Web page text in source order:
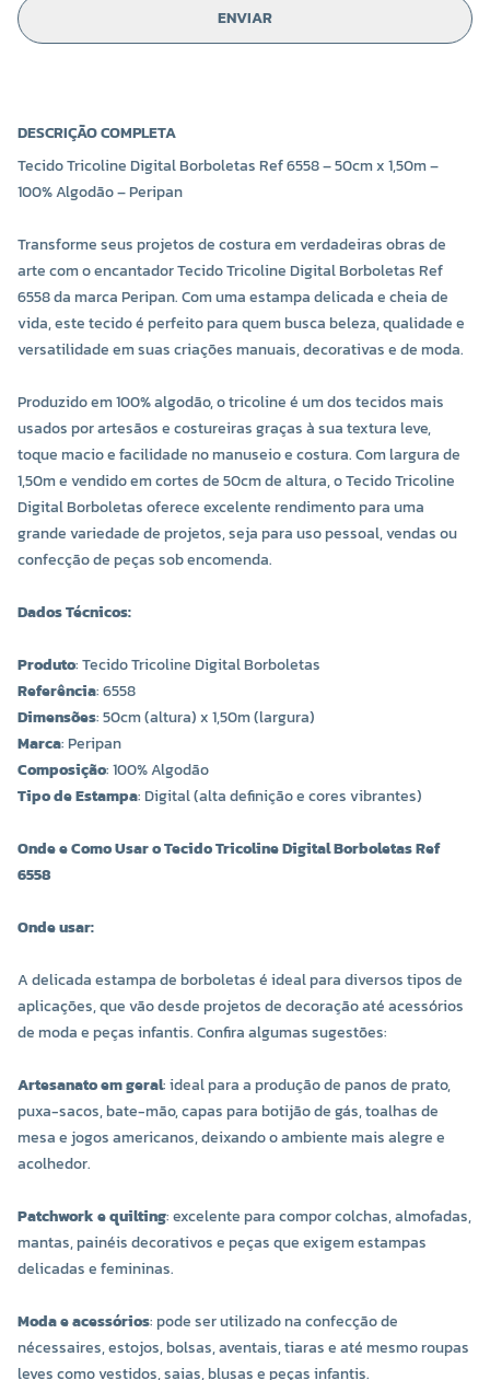
ENVIAR
DESCRIÇÃO COMPLETA
Tecido Tricoline Digital Borboletas Ref 6558 – 50cm x 1,50m –
100% Algodão – Peripan
Transforme seus projetos de costura em verdadeiras obras de
arte com o encantador Tecido Tricoline Digital Borboletas Ref
6558 da marca Peripan. Com uma estampa delicada e cheia de
vida, este tecido é perfeito para quem busca beleza, qualidade e
versatilidade em suas criações manuais, decorativas e de moda.
Produzido em 100% algodão, o tricoline é um dos tecidos mais
usados por artesãos e costureiras graças à sua textura leve,
toque macio e facilidade no manuseio e costura. Com largura de
1,50m e vendido em cortes de 50cm de altura, o Tecido Tricoline
Digital Borboletas oferece excelente rendimento para uma
grande variedade de projetos, seja para uso pessoal, vendas ou
confecção de peças sob encomenda.
Dados Técnicos:
Produto: Tecido Tricoline Digital Borboletas
Referência: 6558
Dimensões: 50cm (altura) x 1,50m (largura)
Marca: Peripan
Composição: 100% Algodão
Tipo de Estampa: Digital (alta definição e cores vibrantes)
Onde e Como Usar o Tecido Tricoline Digital Borboletas Ref
6558
Onde usar:
A delicada estampa de borboletas é ideal para diversos tipos de
aplicações, que vão desde projetos de decoração até acessórios
de moda e peças infantis. Confira algumas sugestões:
Artesanato em geral: ideal para a produção de panos de prato,
puxa-sacos, bate-mão, capas para botijão de gás, toalhas de
mesa e jogos americanos, deixando o ambiente mais alegre e
acolhedor.
Patchwork e quilting: excelente para compor colchas, almofadas,
mantas, painéis decorativos e peças que exigem estampas
delicadas e femininas.
Moda e acessórios: pode ser utilizado na confecção de
nécessaires, estojos, bolsas, aventais, tiaras e até mesmo roupas
leves como vestidos, saias, blusas e peças infantis.